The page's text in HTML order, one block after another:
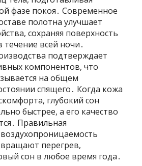
фазе покоя․ Современное
полотна улучшает
сохраняя поверхность
течение всей ночи․
подтверждает
компонентов, что
на общем
спящего․ Когда кожа
глубокий сон
быстрее, а его качество
Правильная
перегрев,
сон в любое время года․